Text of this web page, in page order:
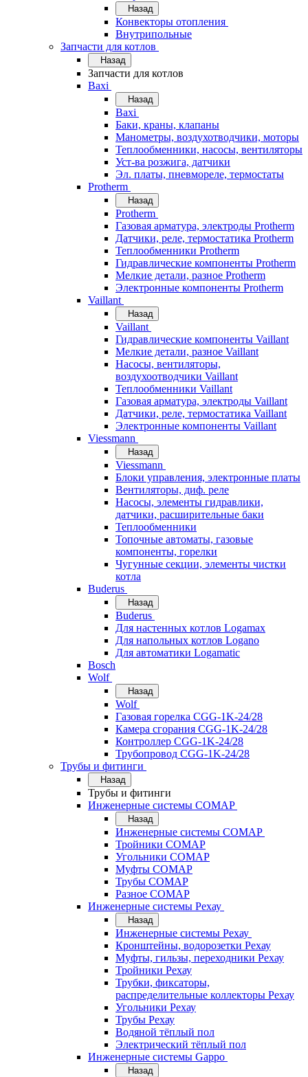
Назад
Конвекторы отопления
Внутрипольные
Запчасти для котлов
Назад
Запчасти для котлов
Baxi
Назад
Baxi
Баки, краны, клапаны
Манометры, воздухотводчики, моторы
Теплообменники, насосы, вентиляторы
Уст-ва розжига, датчики
Эл. платы, пневмореле, термостаты
Protherm
Назад
Protherm
Газовая арматура, электроды Protherm
Датчики, реле, термостатика Protherm
Теплообменники Protherm
Гидравлические компоненты Protherm
Мелкие детали, разное Protherm
Электронные компоненты Protherm
Vaillant
Назад
Vaillant
Гидравлические компоненты Vaillant
Мелкие детали, разное Vaillant
Насосы, вентиляторы,
воздухоотводчики Vaillant
Теплообменники Vaillant
Газовая арматура, электроды Vaillant
Датчики, реле, термостатика Vaillant
Электронные компоненты Vaillant
Viessmann
Назад
Viessmann
Блоки управления, электронные платы
Вентиляторы, диф. реле
Насосы, элементы гидравлики,
датчики, расширительные баки
Теплообменники
Топочные автоматы, газовые
компоненты, горелки
Чугунные секции, элементы чистки
котла
Buderus
Назад
Buderus
Для настенных котлов Logamax
Для напольных котлов Logano
Для автоматики Logamatic
Bosch
Wolf
Назад
Wolf
Газовая горелка CGG-1K-24/28
Камера сгорания CGG-1K-24/28
Контроллер CGG-1K-24/28
Трубопровод CGG-1K-24/28
Трубы и фитинги
Назад
Трубы и фитинги
Инженерные системы COMAP
Назад
Инженерные системы COMAP
Тройники COMAP
Угольники COMAP
Муфты COMAP
Трубы COMAP
Разное COMAP
Инженерные системы Рехау
Назад
Инженерные системы Рехау
Кронштейны, водорозетки Рехау
Муфты, гильзы, переходники Рехау
Тройники Рехау
Трубки, фиксаторы,
распределительные коллекторы Рехау
Угольники Рехау
Трубы Рехау
Водяной тёплый пол
Электрический тёплый пол
Инженерные системы Gappo
Назад